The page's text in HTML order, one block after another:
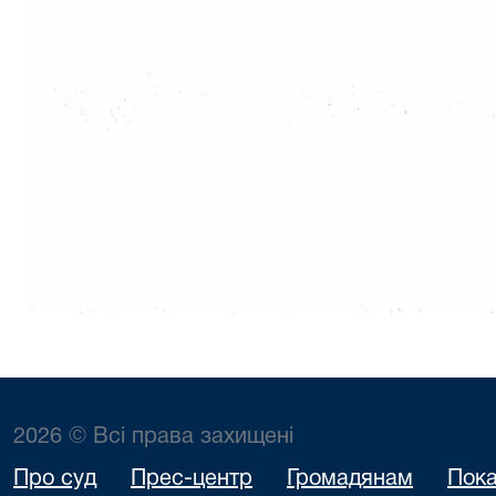
2026 © Всі права захищені
Про суд Прес-центр Громадянам